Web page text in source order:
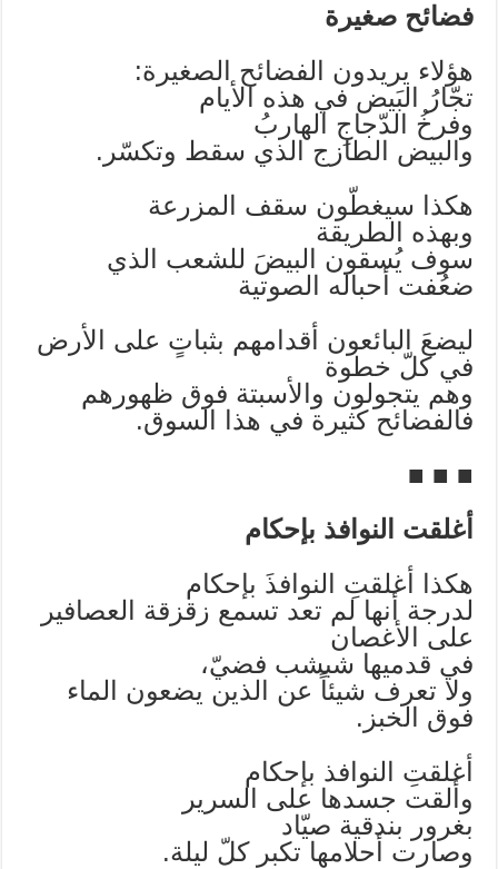
فضائح صغيرة
هؤلاء يريدون الفضائح الصغيرة:
تجّارُ البَيض في هذه الأيام
وفرخُ الدّجاجِ الهاربُ
والبيض الطازج الذي سقط وتكسّر.
هكذا سيغطّون سقف المزرعة
وبهذه الطريقة
سوف يُسقون البيضَ للشعب الذي
ضعُفت أحباله الصوتية
ليضعَ البائعون أقدامهم بثباتٍ على الأرض
في كلّ خطوة
وهم يتجولون والأسبتة فوق ظهورهم
فالفضائح كثيرة في هذا السوق.
■ ■ ■
أغلقت النوافذ بإحكام
هكذا أغلقتِ النوافذَ بإحكام
لدرجة أنها لم تعد تسمع زقزقة العصافير
على الأغصان
في قدميها شبشب فضيّ،
ولا تعرف شيئاً عن الذين يضعون الماء
فوق الخبز.
أغلقتِ النوافذ بإحكام
وألقت جسدها على السرير
بغرور بندقية صيّاد
وصارت أحلامها تكبر كلّ ليلة.